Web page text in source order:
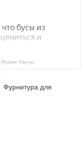
Карты
Фурнитура для